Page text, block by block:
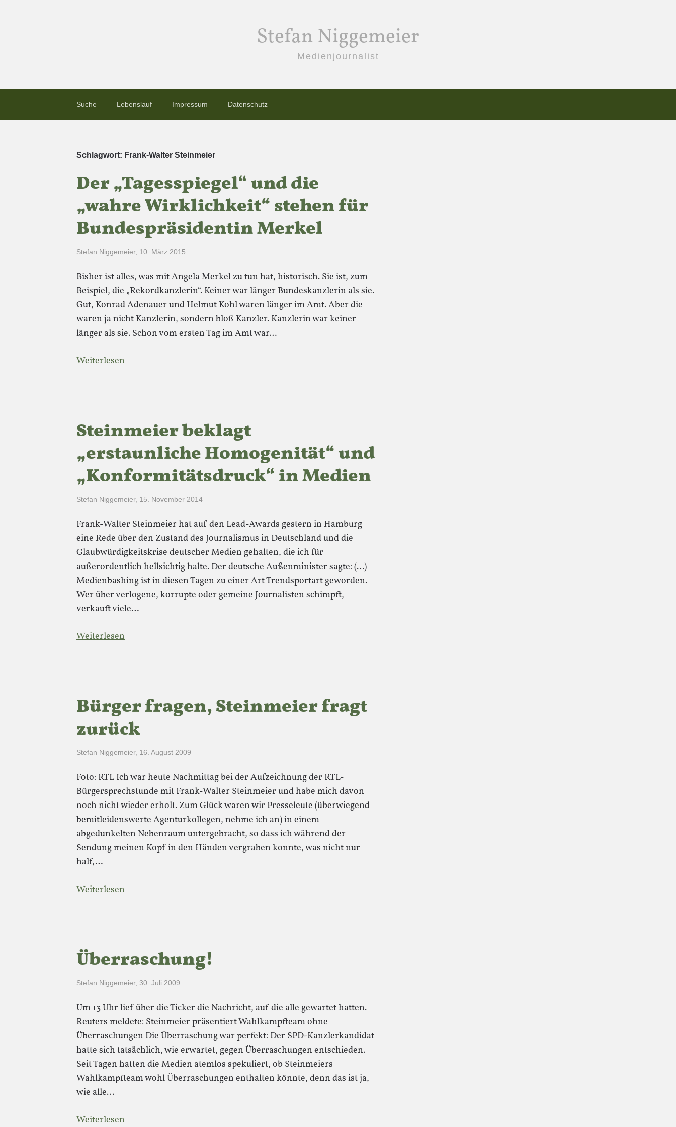
Stefan Niggemeier
Medienjournalist
Suche Lebenslauf Impressum Datenschutz
Schlagwort: Frank-Walter Steinmeier
Der „Tagesspiegel“ und die
„wahre Wirklichkeit“ stehen für
Bundespräsidentin Merkel
Stefan Niggemeier, 10. März 2015
Bisher ist alles, was mit Angela Merkel zu tun hat, historisch. Sie ist, zum
Beispiel, die „Rekordkanzlerin“. Keiner war länger Bundeskanzlerin als sie.
Gut, Konrad Adenauer und Helmut Kohl waren länger im Amt. Aber die
waren ja nicht Kanzlerin, sondern bloß Kanzler. Kanzlerin war keiner
länger als sie. Schon vom ersten Tag im Amt war…
Weiterlesen
Steinmeier beklagt
„erstaunliche Homogenität“ und
„Konformitätsdruck“ in Medien
Stefan Niggemeier, 15. November 2014
Frank-Walter Steinmeier hat auf den Lead-Awards gestern in Hamburg
eine Rede über den Zustand des Journalismus in Deutschland und die
Glaubwürdigkeitskrise deutscher Medien gehalten, die ich für
außerordentlich hellsichtig halte. Der deutsche Außenminister sagte: (…)
Medienbashing ist in diesen Tagen zu einer Art Trendsportart geworden.
Wer über verlogene, korrupte oder gemeine Journalisten schimpft,
verkauft viele…
Weiterlesen
Bürger fragen, Steinmeier fragt
zurück
Stefan Niggemeier, 16. August 2009
Foto: RTL Ich war heute Nachmittag bei der Aufzeichnung der RTL-
Bürgersprechstunde mit Frank-Walter Steinmeier und habe mich davon
noch nicht wieder erholt. Zum Glück waren wir Presseleute (überwiegend
bemitleidenswerte Agenturkollegen, nehme ich an) in einem
abgedunkelten Nebenraum untergebracht, so dass ich während der
Sendung meinen Kopf in den Händen vergraben konnte, was nicht nur
half,…
Weiterlesen
Überraschung!
Stefan Niggemeier, 30. Juli 2009
Um 13 Uhr lief über die Ticker die Nachricht, auf die alle gewartet hatten.
Reuters meldete: Steinmeier präsentiert Wahlkampfteam ohne
Überraschungen Die Überraschung war perfekt: Der SPD-Kanzlerkandidat
hatte sich tatsächlich, wie erwartet, gegen Überraschungen entschieden.
Seit Tagen hatten die Medien atemlos spekuliert, ob Steinmeiers
Wahlkampfteam wohl Überraschungen enthalten könnte, denn das ist ja,
wie alle…
Weiterlesen